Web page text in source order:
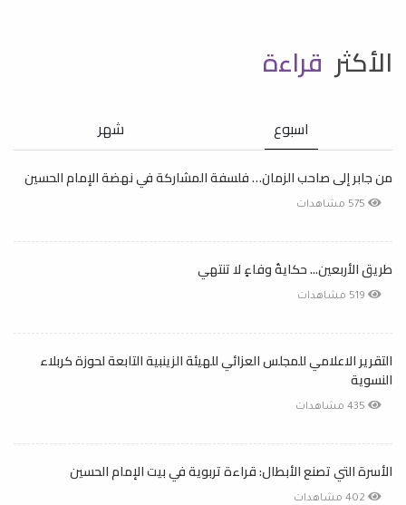
الأكثر قراءة
اسبوع شهر
من جابر إلى صاحب الزمان… فلسفة المشاركة في نهضة الإمام الحسين
طريق الأربعين... حكايةُ وفاءٍ لا تنتهي
التقرير الاعلامي للمجلس العزائي للهيئة الزينبية التابعة لحوزة كربلاء
النسوية
الأسرة التي تصنع الأبطال: قراءة تربوية في بيت الإمام الحسين